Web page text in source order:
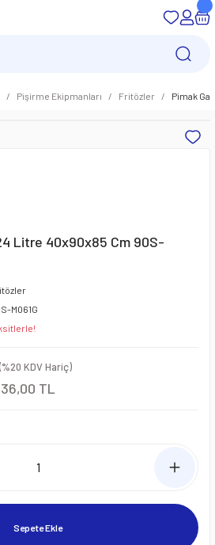
Pişirme Ekipmanları Fritözler Pimak
Litre 40x90x85 Cm 90S-
M061G
KDV Hariç)
TL
Sepete Ekle